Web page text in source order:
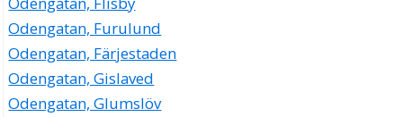
Odengatan, Furulund
Odengatan, Färjestaden
Odengatan, Gislaved
Odengatan, Glumslöv